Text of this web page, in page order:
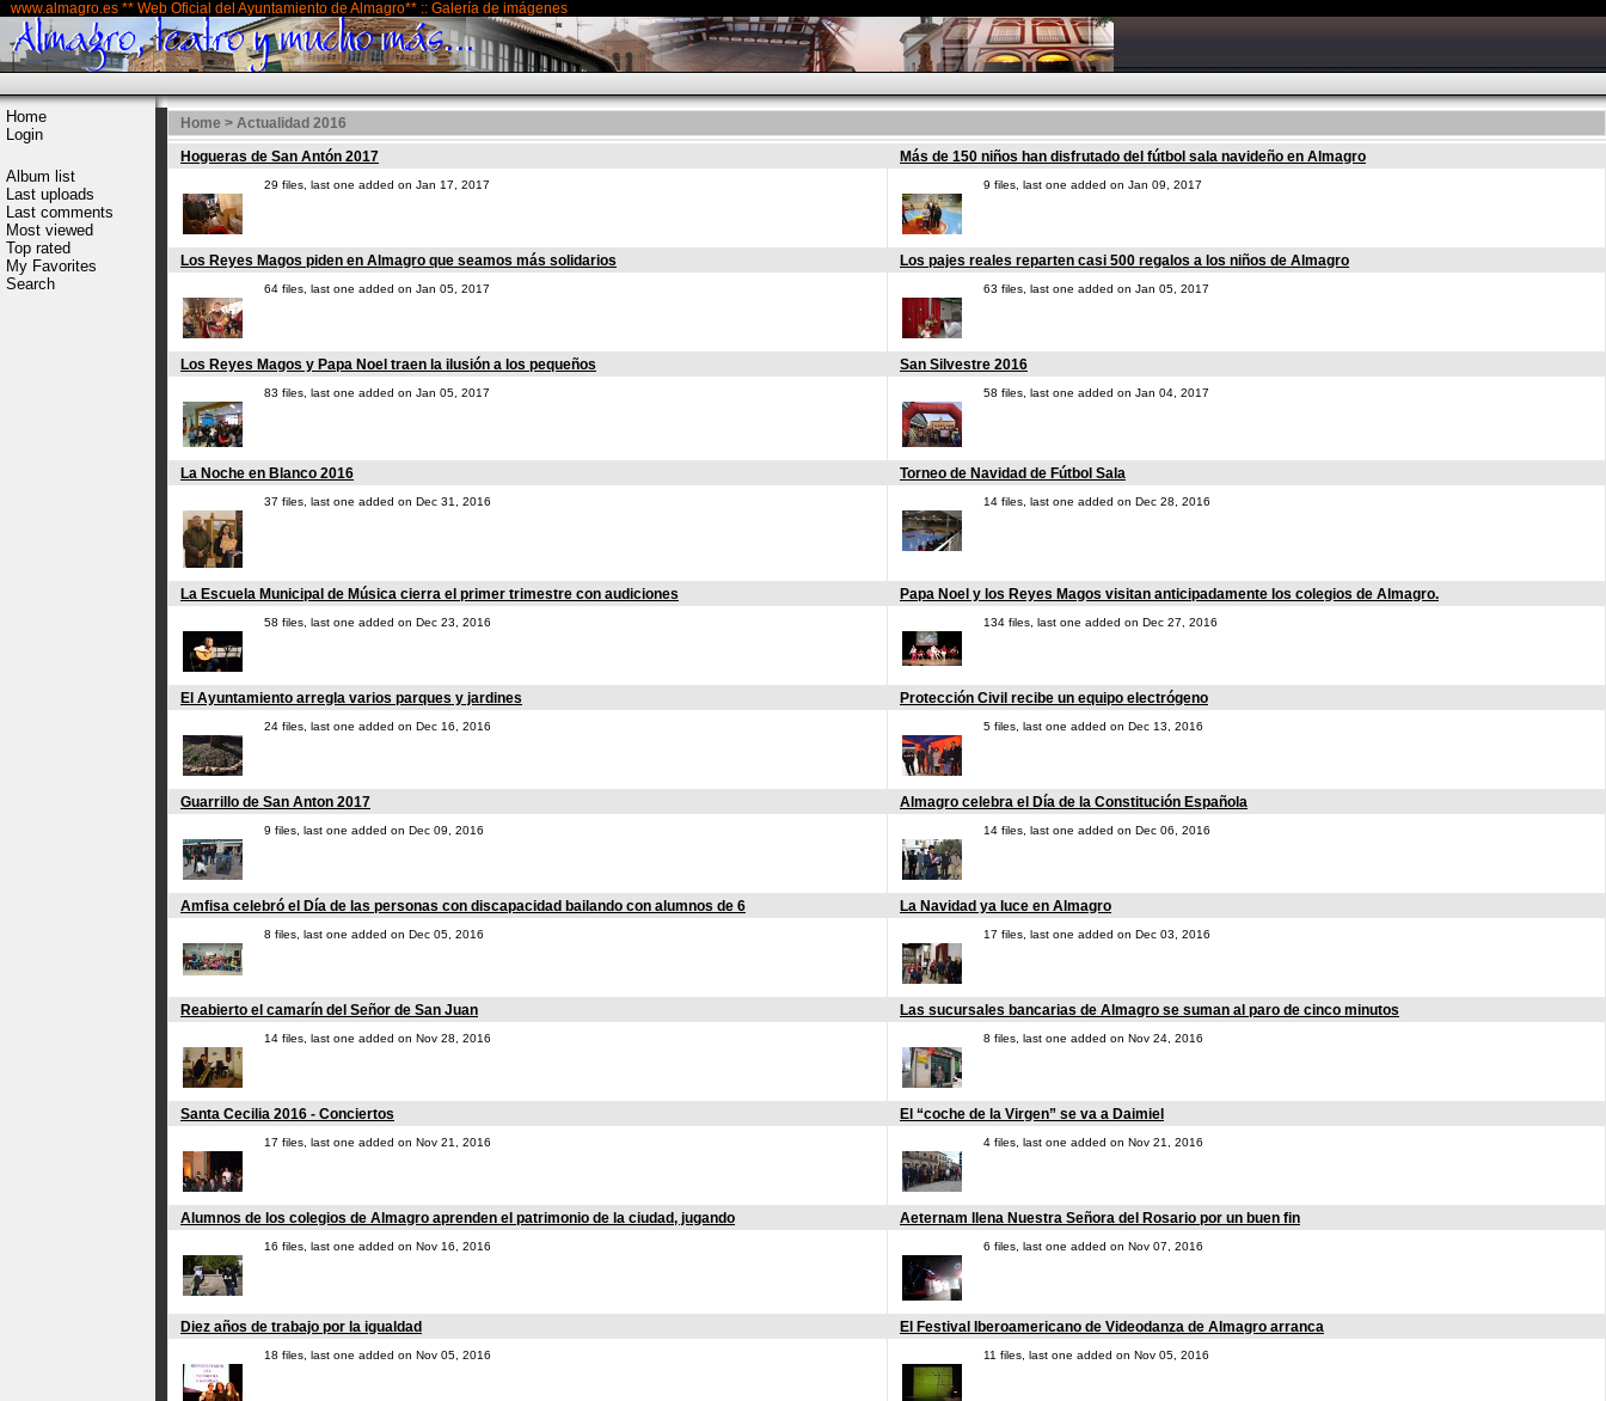
www.almagro.es ** Web Oficial del Ayuntamiento de Almagro** :: Galería de imágenes
Home
Login
Album list
Last uploads
Last comments
Most viewed
Top rated
My Favorites
Search
Home > Actualidad 2016
Hogueras de San Antón 2017
29 files, last one added on Jan 17, 2017
Más de 150 niños han disfrutado del fútbol sala navideño en Almagro
9 files, last one added on Jan 09, 2017
Los Reyes Magos piden en Almagro que seamos más solidarios
64 files, last one added on Jan 05, 2017
Los pajes reales reparten casi 500 regalos a los niños de Almagro
63 files, last one added on Jan 05, 2017
Los Reyes Magos y Papa Noel traen la ilusión a los pequeños
83 files, last one added on Jan 05, 2017
San Silvestre 2016
58 files, last one added on Jan 04, 2017
La Noche en Blanco 2016
37 files, last one added on Dec 31, 2016
Torneo de Navidad de Fútbol Sala
14 files, last one added on Dec 28, 2016
La Escuela Municipal de Música cierra el primer trimestre con audiciones
58 files, last one added on Dec 23, 2016
Papa Noel y los Reyes Magos visitan anticipadamente los colegios de Almagro.
134 files, last one added on Dec 27, 2016
El Ayuntamiento arregla varios parques y jardines
24 files, last one added on Dec 16, 2016
Protección Civil recibe un equipo electrógeno
5 files, last one added on Dec 13, 2016
Guarrillo de San Anton 2017
9 files, last one added on Dec 09, 2016
Almagro celebra el Día de la Constitución Española
14 files, last one added on Dec 06, 2016
Amfisa celebró el Día de las personas con discapacidad bailando con alumnos de 6
8 files, last one added on Dec 05, 2016
La Navidad ya luce en Almagro
17 files, last one added on Dec 03, 2016
Reabierto el camarín del Señor de San Juan
14 files, last one added on Nov 28, 2016
Las sucursales bancarias de Almagro se suman al paro de cinco minutos
8 files, last one added on Nov 24, 2016
Santa Cecilia 2016 - Conciertos
17 files, last one added on Nov 21, 2016
El “coche de la Virgen” se va a Daimiel
4 files, last one added on Nov 21, 2016
Alumnos de los colegios de Almagro aprenden el patrimonio de la ciudad, jugando
16 files, last one added on Nov 16, 2016
Aeternam llena Nuestra Señora del Rosario por un buen fin
6 files, last one added on Nov 07, 2016
Diez años de trabajo por la igualdad
18 files, last one added on Nov 05, 2016
El Festival Iberoamericano de Videodanza de Almagro arranca
11 files, last one added on Nov 05, 2016